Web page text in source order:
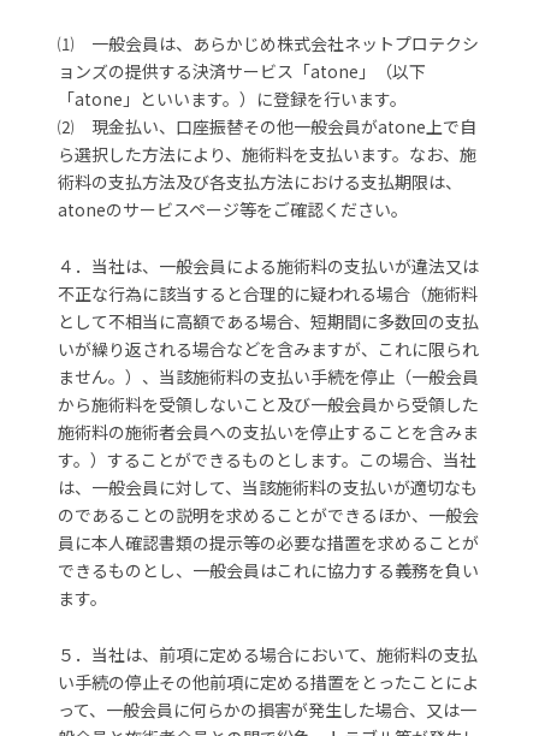
⑴ 一般会員は、あらかじめ株式会社ネットプロテクシ
ョンズの提供する決済サービス「atone」（以下
「atone」といいます。）に登録を行います。
⑵ 現金払い、口座振替その他一般会員がatone上で自
ら選択した方法により、施術料を支払います。なお、施
術料の支払方法及び各支払方法における支払期限は、
atoneのサービスページ等をご確認ください。
４．当社は、一般会員による施術料の支払いが違法又は
不正な行為に該当すると合理的に疑われる場合（施術料
として不相当に高額である場合、短期間に多数回の支払
いが繰り返される場合などを含みますが、これに限られ
ません。）、当該施術料の支払い手続を停止（一般会員
から施術料を受領しないこと及び一般会員から受領した
施術料の施術者会員への支払いを停止することを含みま
す。）することができるものとします。この場合、当社
は、一般会員に対して、当該施術料の支払いが適切なも
のであることの説明を求めることができるほか、一般会
員に本人確認書類の提示等の必要な措置を求めることが
できるものとし、一般会員はこれに協力する義務を負い
ます。
５．当社は、前項に定める場合において、施術料の支払
い手続の停止その他前項に定める措置をとったことによ
って、一般会員に何らかの損害が発生した場合、又は一